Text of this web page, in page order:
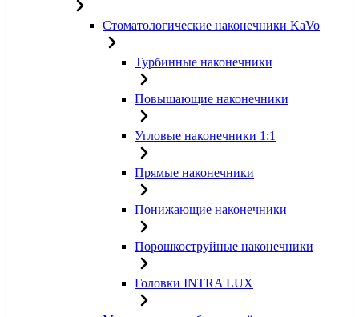
Стоматологические наконечники KaVo
Турбинные наконечники
Повышающие наконечники
Угловые наконечники 1:1
Прямые наконечники
Понижающие наконечники
Порошкоструйные наконечники
Головки INTRA LUX